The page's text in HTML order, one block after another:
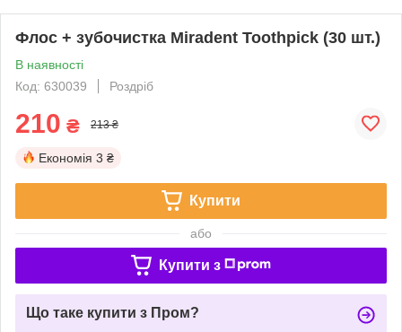
Флос + зубочистка Miradent Toothpick (30 шт.)
В наявності
Код: 630039
Роздріб
210 ₴ 213 ₴
Економія 3 ₴
Купити
або
Купити з
Що таке купити з Пром?